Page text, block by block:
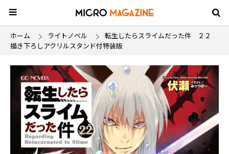
ホーム ライトノベル
転生したらスライムだった件 ２２
描き下ろしアクリルスタンド付特装版